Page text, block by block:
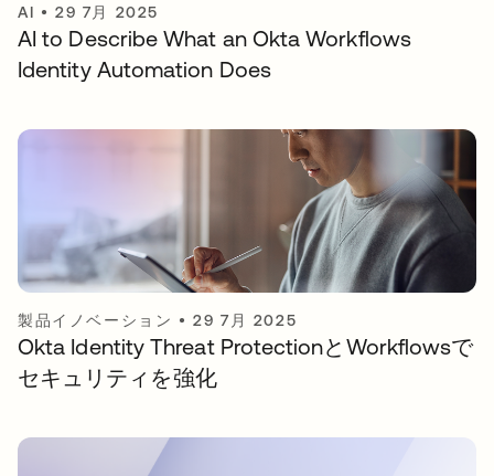
AI •29 7月 2025
AI to Describe What an Okta Workflows
Identity Automation Does
製品イノベーション •29 7月 2025
Okta Identity Threat ProtectionとWorkflowsで
セキュリティを強化